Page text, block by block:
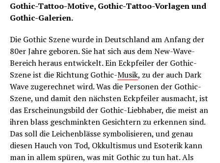
Gothic-Tattoo-Motive, Gothic-Tattoo-Vorlagen und
Gothic-Galerien.
Die Gothic Szene wurde in Deutschland am Anfang der
80er Jahre geboren. Sie hat sich aus dem New-Wave-
Bereich heraus entwickelt. Ein Eckpfeiler der Gothic-
Szene ist die Richtung Gothic-Musik, zu der auch Dark
Wave zugerechnet wird. Was die Personen der Gothic-
Szene, und damit den nächsten Eckpfeiler ausmacht, ist
das Erscheinungsbild der Gothic-Liebhaber, die meist an
ihren blass geschminkten Gesichtern zu erkennen sind.
Das soll die Leichenblässe symbolisieren, und genau
diesen Hauch von Tod, Okkultismus und Esoterik kann
man in allem spüren, was mit Gothic zu tun hat. Als